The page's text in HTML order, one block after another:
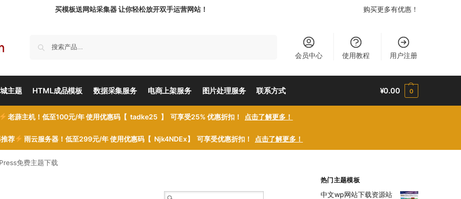
买模板送网站采集器 让你轻松放开双手运营网站！ 购买更多有优惠！
会员中心 使用教程 用户注册
主题 HTML成品模板 数据采集服务 电商上架服务 图片处理服务 联系方式 ¥0.00 0
老薜主机！低至100元/年 使用优惠码【 tadke25 】 可享受25% 优惠折扣！ 点击了解更多！
荐 雨云服务器！低至299元/年 使用优惠码【 Njk4NDEx】 可享受优惠折扣！ 点击了解更多！
免费主题下载
热门主题模板
中文wp网站下载资源站